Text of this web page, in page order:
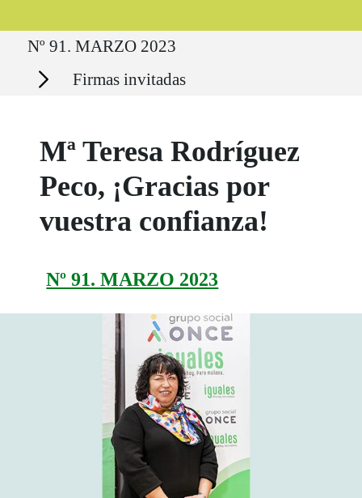
Ruta del sitio
Nº 91. MARZO 2023
Secciones Firmas invitadas
Mª Teresa Rodríguez
Peco, ¡Gracias por
vuestra confianza!
Nº 91. MARZO 2023